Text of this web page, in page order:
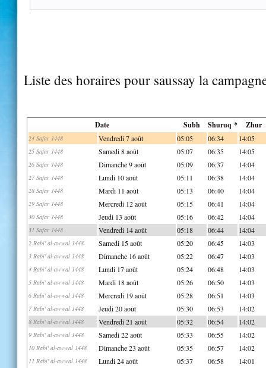
Liste des horaires pour saussay la
Date Subh Shuruq * Zhur
24 Safar 1448 Vendredi 7 août 05:05 06:34 14:05
25 Safar 1448 Samedi 8 août 05:07 06:35 14:05
26 Safar 1448 Dimanche 9 août 05:09 06:37 14:04
27 Safar 1448 Lundi 10 août 05:11 06:38 14:04
28 Safar 1448 Mardi 11 août 05:13 06:40 14:04
29 Safar 1448 Mercredi 12 août 05:15 06:41 14:04
30 Safar 1448 Jeudi 13 août 05:16 06:42 14:04
31 Safar 1448 Vendredi 14 août 05:18 06:44 14:04
2 Rabi' al-awwal 1448 Samedi 15 août 05:20 06:45 14:03
3 Rabi' al-awwal 1448 Dimanche 16 août 05:22 06:47 14:03
4 Rabi' al-awwal 1448 Lundi 17 août 05:24 06:48 14:03
5 Rabi' al-awwal 1448 Mardi 18 août 05:26 06:50 14:03
6 Rabi' al-awwal 1448 Mercredi 19 août 05:28 06:51 14:03
7 Rabi' al-awwal 1448 Jeudi 20 août 05:30 06:53 14:02
8 Rabi' al-awwal 1448 Vendredi 21 août 05:32 06:54 14:02
9 Rabi' al-awwal 1448 Samedi 22 août 05:33 06:55 14:02
10 Rabi' al-awwal 1448 Dimanche 23 août 05:35 06:57 14:02
11 Rabi' al-awwal 1448 Lundi 24 août 05:37 06:58 14:01